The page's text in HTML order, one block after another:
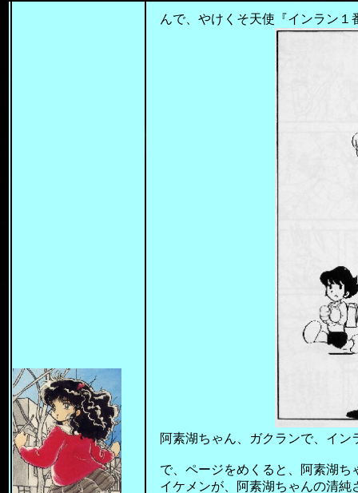
んで、やけくそ天使『インラン１
阿素湖ちゃん、ガクランで、イン
で、ページをめくると、阿素湖ち
イケメンが、阿素湖ちゃんの清純